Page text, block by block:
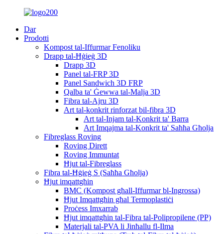
Dar
Prodotti
Kompost tal-Iffurmar Fenoliku
Drapp tal-Ħġieġ 3D
Drapp 3D
Panel tal-FRP 3D
Panel Sandwich 3D FRP
Qalba ta' Ġewwa tal-Malja 3D
Fibra tal-Ajru 3D
Art tal-konkrit rinforzat bil-fibra 3D
Art tal-Injam tal-Konkrit ta' Barra
Art Imqajma tal-Konkrit ta' Saħħa Għolja
Fibreglass Roving
Roving Dirett
Roving Immuntat
Ħjut tal-Fibreglass
Fibra tal-Ħġieġ S (Saħħa Għolja)
Ħjut imqattgħin
BMC (Kompost għall-Iffurmar bl-Ingrossa)
Ħjut Imqattgħin għal Termoplastiċi
Proċess Imxarrab
Ħjut imqattgħin tal-Fibra tal-Polipropilene (PP)
Materjali tal-PVA li Jinħallu fl-Ilma